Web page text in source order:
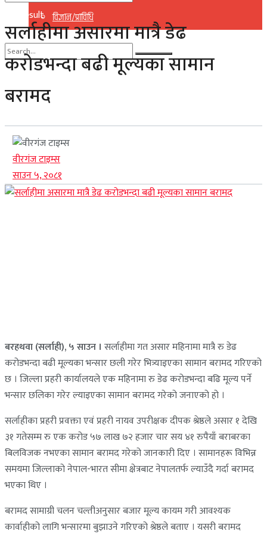
विज्ञान/प्राविधि
No Result
View All Result
No Result
View All Result
सर्लाहीमा असारमा मात्रै डेढ
करोडभन्दा बढी मूल्यका सामान
बरामद
वीरगंज टाइम्स
साउन ५, २०८१
बरहथवा (सर्लाही), ५ साउन । सर्लाहीमा गत असार महिनामा मात्रै रु डेढ
करोडभन्दा बढी मूल्यका भन्सार छली गरेर भित्र्याइएका सामान बरामद गरिएको
छ । जिल्ला प्रहरी कार्यालयले एक महिनामा रु डेढ करोडभन्दा बढि मूल्य पर्ने
भन्सार छलिका गरेर ल्याइएका सामान बरामद गरेको जनाएको हो ।
सर्लाहीका प्रहरी प्रवक्ता एवं प्रहरी नायव उपरीक्षक दीपक श्रेष्ठले असार १ देखि
३१ गतेसम्म रु एक करोड ५७ लाख ७२ हजार चार सय ४१ रुपैयाँ बराबरका
बिलविजक नभएका सामान बरामद गरेको जानकारी दिए । सामानहरू विभिन्न
समयमा जिल्लाको नेपाल-भारत सीमा क्षेत्रबाट नेपालतर्फ ल्याउँदै गर्दा बरामद
भएका थिए ।
बरामद सामाग्री चलन चल्तीअनुसार बजार मूल्य कायम गरी आवश्यक
कार्वाहीको लागि भन्सारमा बुझाउने गरिएको श्रेष्ठले बताए । यसरी बरामद